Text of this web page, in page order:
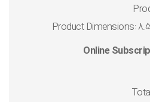
Product Dimensions: 8.5
Online